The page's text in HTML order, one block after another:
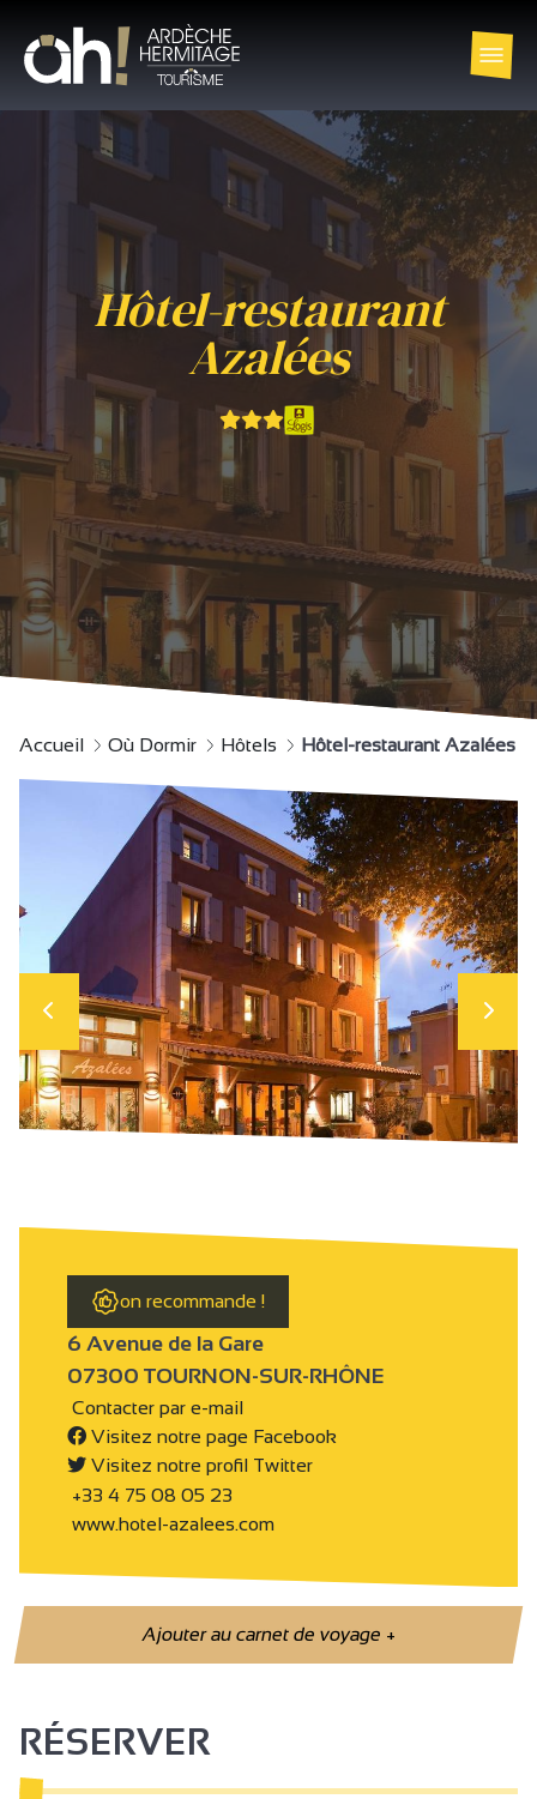
Hôtel-restaurant
Azalées
Accueil Où Dormir Hôtels Hôtel-restaurant Azalées
on recommande !
6 Avenue de la Gare
07300 TOURNON-SUR-RHÔNE
Contacter par e-mail
Visitez notre page Facebook
Visitez notre profil Twitter
+33 4 75 08 05 23
www.hotel-azalees.com
Ajouter au carnet de voyage+
RÉSERVER